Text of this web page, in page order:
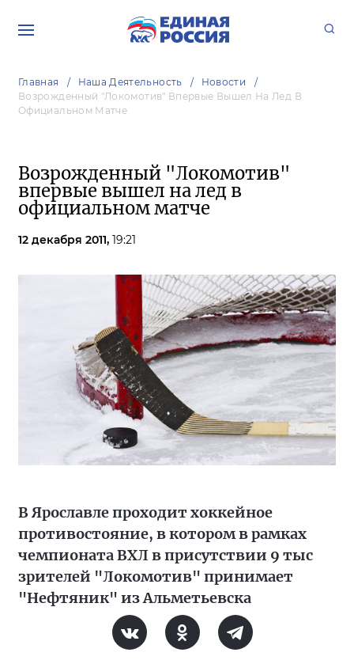
Главная Наша Деятельность
Новости
Возрожденный "Локомотив" Впервые Вышел На Лед В
Официальном Матче
Возрожденный "Локомотив"
впервые вышел на лед в
официальном матче
12 декабря 2011, 19:21
В Ярославле проходит хоккейное
противостояние, в котором в рамках
чемпионата ВХЛ в присутствии 9 тыс
зрителей "Локомотив" принимает
"Нефтяник" из Альметьевска